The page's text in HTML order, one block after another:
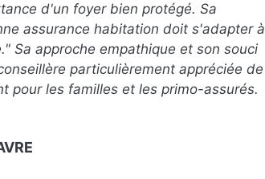
d'un foyer bien protégé. Sa
assurance habitation doit s'adapter à
Sa approche empathique et son souci
particulièrement appréciée de
pour les familles et les primo-assurés.